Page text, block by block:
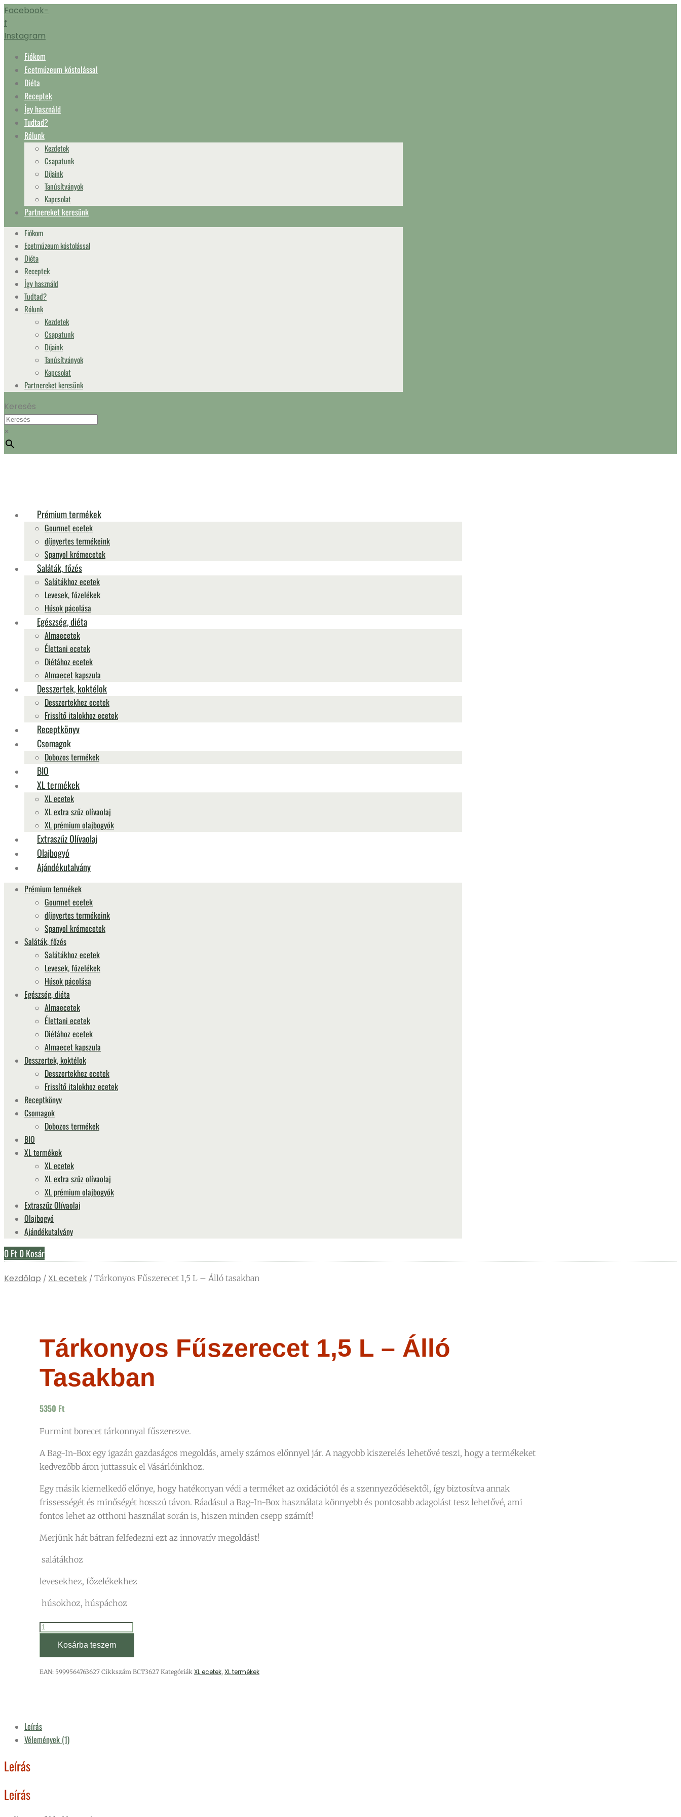
Ugrás
a
tartalomhoz
Facebook-
f
Instagram
Fiókom
Ecetmúzeum kóstolással
Diéta
Receptek
Így használd
Tudtad?
Rólunk
Kezdetek
Csapatunk
Díjaink
Tanúsítványok
Kapcsolat
Partnereket keresünk
Fiókom
Ecetmúzeum kóstolással
Diéta
Receptek
Így használd
Tudtad?
Rólunk
Kezdetek
Csapatunk
Díjaink
Tanúsítványok
Kapcsolat
Partnereket keresünk
Keresés
×
Prémium termékek
Gourmet ecetek
díjnyertes termékeink
Spanyol krémecetek
Saláták, főzés
Salátákhoz ecetek
Levesek, főzelékek
Húsok pácolása
Egészség, diéta
Almaecetek
Élettani ecetek
Diétához ecetek
Almaecet kapszula
Desszertek, koktélok
Desszertekhez ecetek
Frissítő italokhoz ecetek
Receptkönyv
Csomagok
Dobozos termékek
BIO
XL termékek
XL ecetek
XL extra szűz olívaolaj
XL prémium olajbogyók
Extraszűz Olívaolaj
Olajbogyó
Ajándékutalvány
Prémium termékek
Gourmet ecetek
díjnyertes termékeink
Spanyol krémecetek
Saláták, főzés
Salátákhoz ecetek
Levesek, főzelékek
Húsok pácolása
Egészség, diéta
Almaecetek
Élettani ecetek
Diétához ecetek
Almaecet kapszula
Desszertek, koktélok
Desszertekhez ecetek
Frissítő italokhoz ecetek
Receptkönyv
Csomagok
Dobozos termékek
BIO
XL termékek
XL ecetek
XL extra szűz olívaolaj
XL prémium olajbogyók
Extraszűz Olívaolaj
Olajbogyó
Ajándékutalvány
0Ft 0Kosár
Kezdőlap / XL ecetek / Tárkonyos Fűszerecet 1,5 L – Álló tasakban
Tárkonyos Fűszerecet 1,5 L – Álló
Tasakban
5350 Ft
Furmint borecet tárkonnyal fűszerezve.
A Bag-In-Box egy igazán gazdaságos megoldás, amely számos előnnyel jár. A nagyobb kiszerelés lehetővé teszi, hogy a termékeket
kedvezőbb áron juttassuk el Vásárlóinkhoz.
Egy másik kiemelkedő előnye, hogy hatékonyan védi a terméket az oxidációtól és a szennyeződésektől, így biztosítva annak
frissességét és minőségét hosszú távon. Ráadásul a Bag-In-Box használata könnyebb és pontosabb adagolást tesz lehetővé, ami
fontos lehet az otthoni használat során is, hiszen minden csepp számít!
Merjünk hát bátran felfedezni ezt az innovatív megoldást!
salátákhoz
levesekhez, főzelékekhez
húsokhoz, húspáchoz
Tárkonyos
Fűszerecet
-
Kosárba teszem
EAN: 5999564763627 Cikkszám BCT3627 Kategóriák XL ecetek, XL termékek
Leírás
Vélemények (1)
Leírás
Leírás